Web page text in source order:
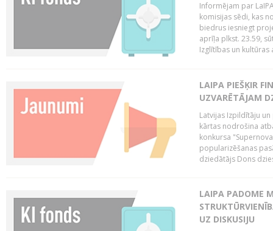
Informējam par
komisijas sēdi, kas
biedrus iesniegt
aprīļa plkst. 23.59,
Izglītības un kultūras
LAIPA PIEŠĶIR
UZVARĒTĀJAM
Latvijas Izpildītāju
kārtas nodrošina
konkursa
popularizēšanas
dziedātājs Dons
LAIPA PADOME
UZ DISKUSIJU